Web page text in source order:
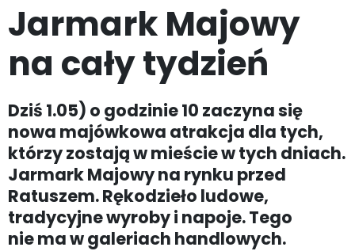
Jarmark Majowy
na cały tydzień
Dziś 1.05) o godzinie 10 zaczyna się
nowa majówkowa atrakcja dla tych,
którzy zostają w mieście w tych dniach.
Jarmark Majowy na rynku przed
Ratuszem. Rękodzieło ludowe,
tradycyjne wyroby i napoje. Tego
nie ma w galeriach handlowych.